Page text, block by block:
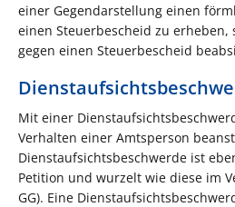
einer Gegendarstellung einen
einen Steuerbescheid zu
gegen einen Steuerbescheid
Mit einer
Verhalten einer Amtsperson
Dienstaufsichtsbeschwerde ist
Petition und wurzelt wie diese im
GG). Eine